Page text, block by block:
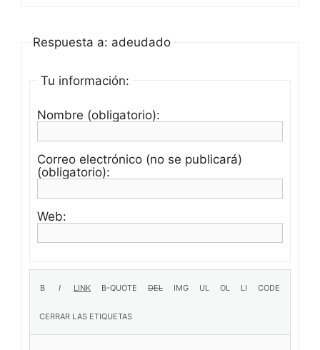
Respuesta a: adeudado
Tu información:
Nombre (obligatorio):
Correo electrónico (no se publicará)
(obligatorio):
Web: